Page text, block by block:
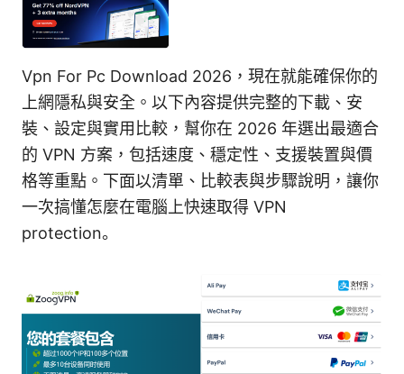
Vpn For Pc Download 2026，現在就能確保你的
上網隱私與安全。以下內容提供完整的下載、安
裝、設定與實用比較，幫你在 2026 年選出最適合
的 VPN 方案，包括速度、穩定性、支援裝置與價
格等重點。下面以清單、比較表與步驟說明，讓你
一次搞懂怎麼在電腦上快速取得 VPN
protection。